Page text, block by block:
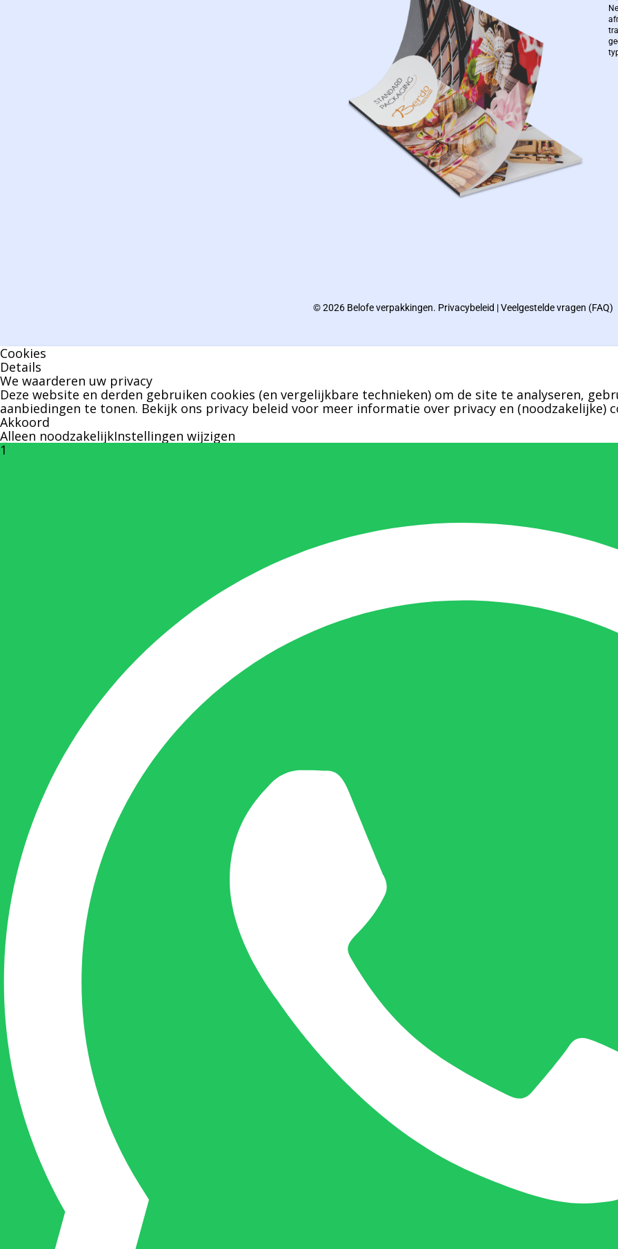
© 2026 Belofe verpakkingen. Privacybeleid |Veelgestelde vragen (FAQ)
Cookies
Details
We waarderen uw privacy
Deze website en derden gebruiken cookies (en vergelijkbare technieken) om de site te analyseren,
aanbiedingen te tonen. Bekijk ons privacy beleid voor meer informatie over privacy en (noodzakelijke)
Akkoord
Alleen noodzakelijkInstellingen wijzigen
1